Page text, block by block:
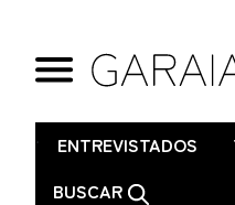
. ENTREVISTADOS
BUSCAR